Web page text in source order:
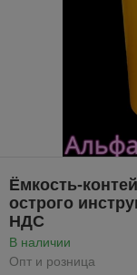
Ёмкость-
острого
НДС
В наличии
Опт и розница